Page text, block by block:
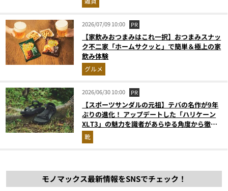
2026/07/09 10:00 PR
【家飲みおつまみはこれ一択】おつまみスナッ
ク不二家「ホームサクッと」で簡単＆極上の家
飲み体験
グルメ
2026/06/30 10:00 PR
【スポーツサンダルの元祖】テバの名作が9年
ぶりの進化！ アップデートした「ハリケーン
XLT3」の魅力を識者があらゆる角度から徹底
解説！
靴
モノマックス最新情報をSNSでチェック！